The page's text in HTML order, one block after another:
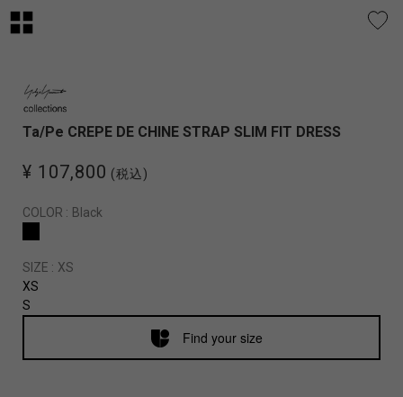
Ta/Pe CREPE DE CHINE STRAP SLIM FIT DRESS
¥ 107,800 (税込)
COLOR : Black
SIZE : XS
XS
S
Find your size